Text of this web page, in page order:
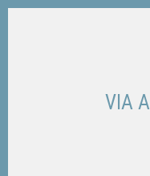
Skip
VIA